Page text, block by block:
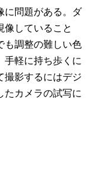
に問題がある。ダ
像していること
も調整の難しい色
手軽に持ち歩くに
撮影するにはデジ
たカメラの試写に